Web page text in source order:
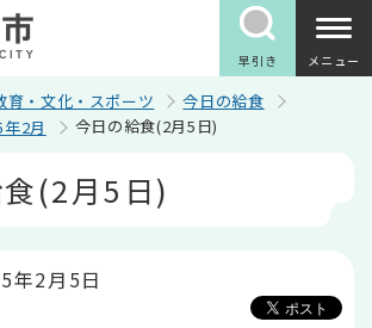
早引き メニュー
育・文化・スポーツ
今日の給食
2月 今日の給食(2月5日)
(2月5日)
年2月5日